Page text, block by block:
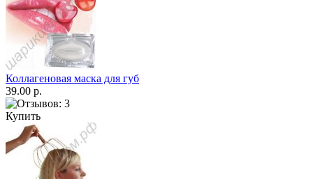
Коллагеновая маска для губ
39.00 р.
Купить